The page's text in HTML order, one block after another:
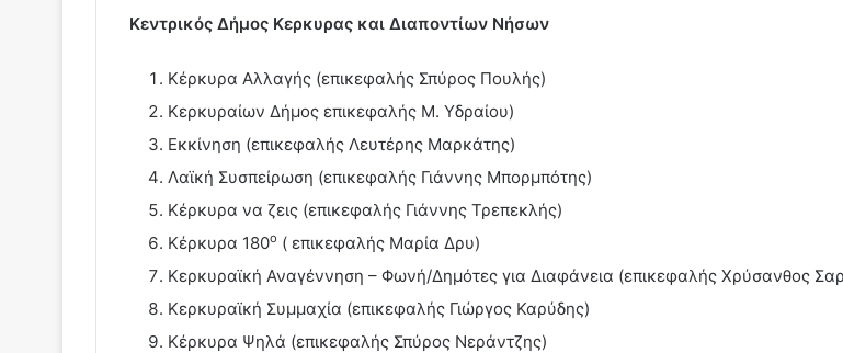
Κεντρικός Δήμος Κερκυρας και Διαποντίων Νήσων
Κέρκυρα Αλλαγής (επικεφαλής Σπύρος Πουλής)
Κερκυραίων Δήμος επικεφαλής Μ. Υδραίου)
Εκκίνηση (επικεφαλής Λευτέρης Μαρκάτης)
Λαϊκή Συσπείρωση (επικεφαλής Γιάννης Μπορμπότης)
Κέρκυρα να ζεις (επικεφαλής Γιάννης Τρεπεκλής)
Κέρκυρα 180ο ( επικεφαλής Μαρία Δρυ)
Κερκυραϊκή Αναγέννηση – Φωνή/Δημότες για Διαφάνεια (επικεφαλής Χρύσανθος
Κερκυραϊκή Συμμαχία (επικεφαλής Γιώργος Καρύδης)
Κέρκυρα Ψηλά (επικεφαλής Σπύρος Νεράντζης)